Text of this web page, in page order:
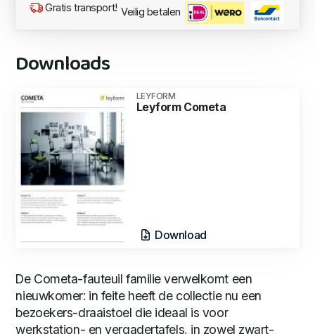
Gratis transport! Veilig betalen
Downloads
LEYFORM
Leyform Cometa
Download
De Cometa-fauteuil familie verwelkomt een
nieuwkomer: in feite heeft de collectie nu een
bezoekers-draaistoel die ideaal is voor
werkstation- en vergadertafels, in zowel zwart-